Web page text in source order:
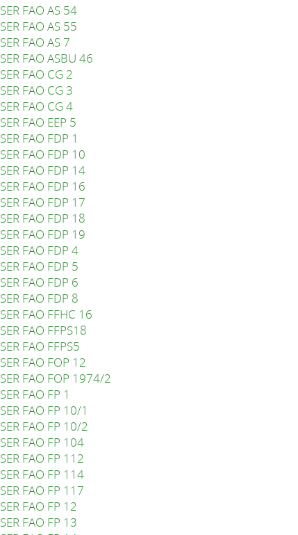
SER FAO AS 54
SER FAO AS 55
SER FAO AS 7
SER FAO ASBU 46
SER FAO CG 2
SER FAO CG 3
SER FAO CG 4
SER FAO EEP 5
SER FAO FDP 1
SER FAO FDP 10
SER FAO FDP 14
SER FAO FDP 16
SER FAO FDP 17
SER FAO FDP 18
SER FAO FDP 19
SER FAO FDP 4
SER FAO FDP 5
SER FAO FDP 6
SER FAO FDP 8
SER FAO FFHC 16
SER FAO FFPS18
SER FAO FFPS5
SER FAO FOP 12
SER FAO FOP 1974/2
SER FAO FP 1
SER FAO FP 10/1
SER FAO FP 10/2
SER FAO FP 104
SER FAO FP 112
SER FAO FP 114
SER FAO FP 117
SER FAO FP 12
SER FAO FP 13